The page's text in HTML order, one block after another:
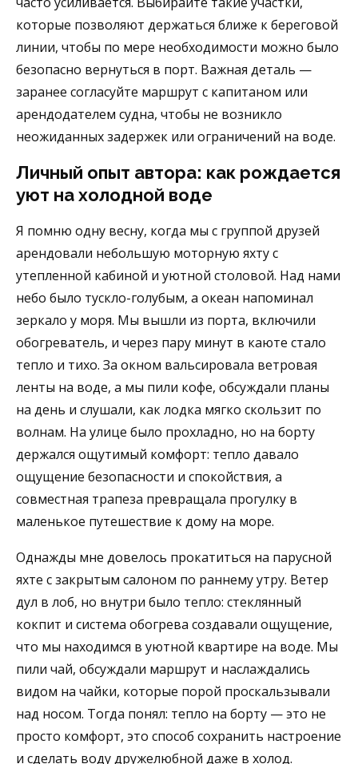
которые позволяют держаться ближе к береговой
линии, чтобы по мере необходимости можно было
безопасно вернуться в порт. Важная деталь —
заранее согласуйте маршрут с капитаном или
арендодателем судна, чтобы не возникло
неожиданных задержек или ограничений на воде.
Личный опыт автора: как рождается
уют на холодной воде
Я помню одну весну, когда мы с группой друзей
арендовали небольшую моторную яхту с
утепленной кабиной и уютной столовой. Над нами
небо было тускло-голубым, а океан напоминал
зеркало у моря. Мы вышли из порта, включили
обогреватель, и через пару минут в каюте стало
тепло и тихо. За окном вальсировала ветровая
ленты на воде, а мы пили кофе, обсуждали планы
на день и слушали, как лодка мягко скользит по
волнам. На улице было прохладно, но на борту
держался ощутимый комфорт: тепло давало
ощущение безопасности и спокойствия, а
совместная трапеза превращала прогулку в
маленькое путешествие к дому на море.
Однажды мне довелось прокатиться на парусной
яхте с закрытым салоном по раннему утру. Ветер
дул в лоб, но внутри было тепло: стеклянный
кокпит и система обогрева создавали ощущение,
что мы находимся в уютной квартире на воде. Мы
пили чай, обсуждали маршрут и наслаждались
видом на чайки, которые порой проскальзывали
над носом. Тогда понял: тепло на борту — это не
просто комфорт, это способ сохранить настроение
и сделать воду дружелюбной даже в холод.